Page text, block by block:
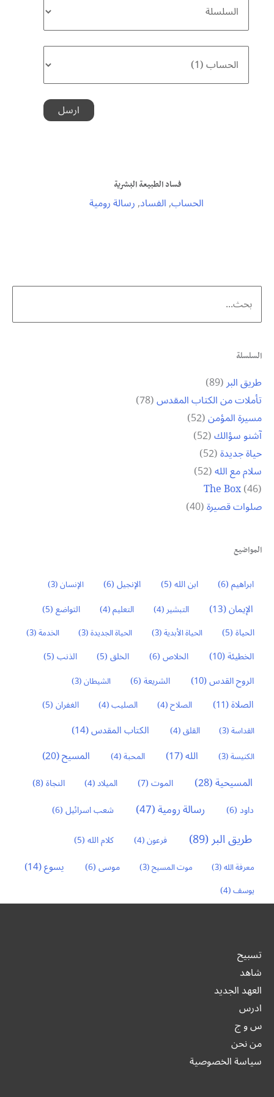
فساد الطبيعة البشرية ‏
الحساب,الفساد,رسالة رومية
Search
for:
السلسلة
طريق البر(89)
تأملات من الكتاب المقدس(78)
مسيرة المؤمن(52)
آشنو سؤالك(52)
حياة جديدة(52)
سلام مع الله(52)
The Box(46)
صلوات قصيرة(40)
المواضيع
ابراهيم(6) ابن الله(5) الإنجيل(6) الإنسان(3)
الإيمان(13) التبشير(4) التعليم(4) التواضع(5)
الحياة(5) الحياة الأبدية(3) الحياة الجديدة(3) الخدمة(3)
الخطيئة(10) الخلاص(6) الخلق(5) الذنب(5)
الروح القدس(10) الشريعة(6) الشيطان(3)
الصلاة(11) الصلاح(4) الصليب(4) الغفران(5)
القداسة(3) القلق(4) الكتاب المقدس(14)
الكنيسة(3) الله(17) المحبة(4) المسيح(20)
المسيحية(28) الموت(7) الميلاد(4) النجاة(8)
داود(6) رسالة رومية(47) شعب اسرائيل(6)
طريق البر(89) فرعون(4) كلام الله(5)
معرفة الله(3) موت المسيح(3) موسى(6) يسوع(14)
يوسف(4)
تسبيح
شاهد
العهد الجديد
ادرس
س و ج
من نحن
سياسة الخصوصية